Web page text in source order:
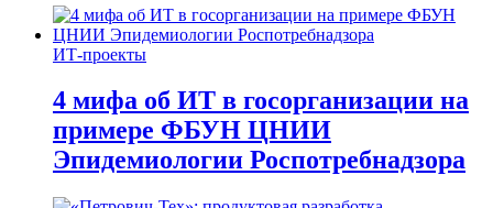
ИТ-проекты
4 мифа об ИТ в госорганизации на
примере ФБУН ЦНИИ
Эпидемиологии Роспотребнадзора